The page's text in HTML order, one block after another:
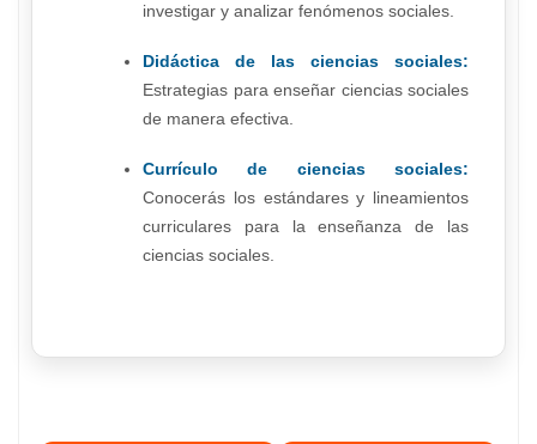
investigar y analizar fenómenos sociales.
Didáctica de las ciencias sociales:
Estrategias para enseñar ciencias sociales
de manera efectiva.
Currículo de ciencias sociales:
Conocerás los estándares y lineamientos
curriculares para la enseñanza de las
ciencias sociales.